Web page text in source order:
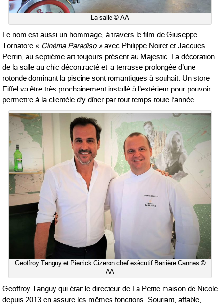
La salle © AA
Le nom est aussi un hommage, à travers le film de Giuseppe
Tornatore « Cinéma Paradiso » avec Philippe Noiret et Jacques
Perrin, au septième art toujours présent au Majestic. La décoration
de la salle au chic décontracté et la terrasse prolongée d’une
rotonde dominant la piscine sont romantiques à souhait. Un store
Eiffel va être très prochainement installé à l’extérieur pour pouvoir
permettre à la clientèle d’y dîner par tout temps toute l’année.
Geoffroy Tanguy et Pierrick Cizeron chef exécutif Barrière Cannes ©
AA
Geoffroy Tanguy qui était le directeur de La Petite maison de Nicole
depuis 2013 en assure les mêmes fonctions. Souriant, affable,